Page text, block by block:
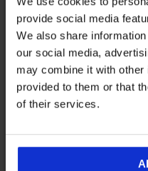
provide social media
We also share
our social media,
may combine it with other
provided to them or that
of their services.